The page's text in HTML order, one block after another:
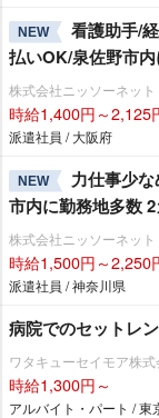
NEW
看護助手/
払いOK/泉佐野市
株式会社ニッソーネット
時給1,400円～2,125
派遣社員 / 大阪府
NEW
力仕事少
市内に勤務地多数
株式会社ニッソーネット
時給1,500円～2,250
派遣社員 / 神奈川県
病院でのセットレ
ワタキューセイモア株
時給1,300円～
アルバイト・パート / 東